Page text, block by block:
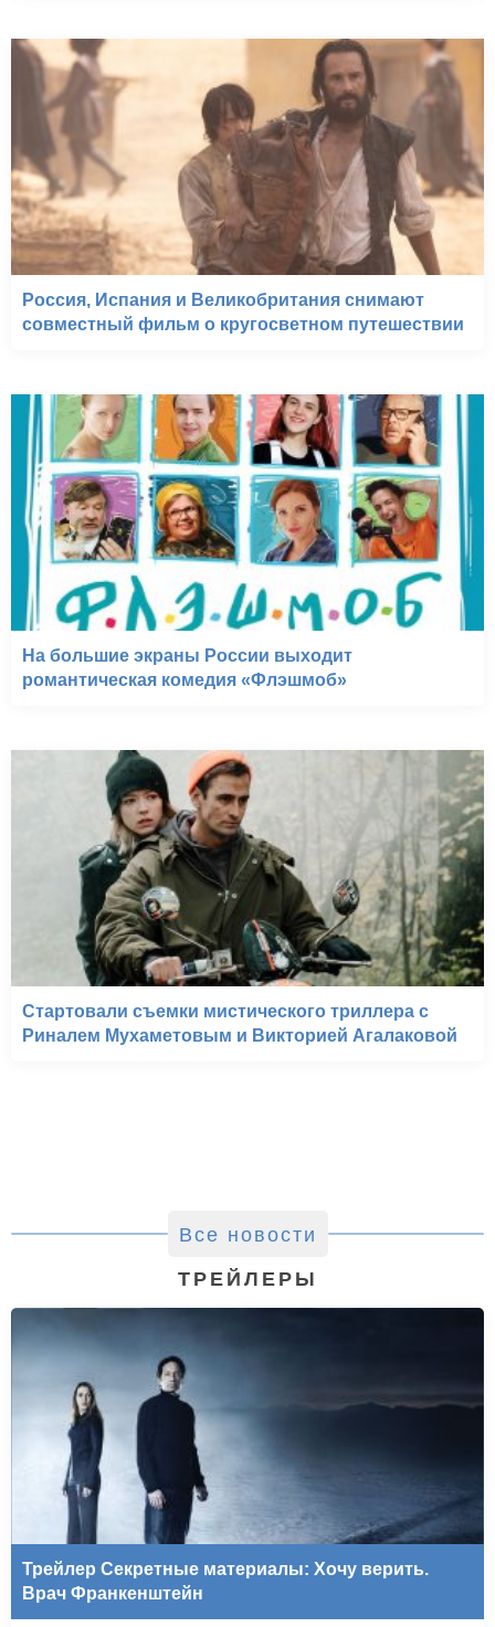
Россия, Испания и Великобритания снимают
совместный фильм о кругосветном путешествии
На большие экраны России выходит
романтическая комедия «Флэшмоб»
Стартовали съемки мистического триллера с
Риналем Мухаметовым и Викторией Агалаковой
Все новости
ТРЕЙЛЕРЫ
Трейлер Секретные материалы: Хочу верить.
Врач Франкенштейн